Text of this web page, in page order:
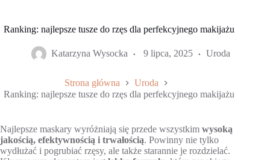
Ranking: najlepsze tusze do rzęs dla perfekcyjnego makijażu
Katarzyna Wysocka 9 lipca, 2025 Uroda
Strona główna
Uroda
Ranking: najlepsze tusze do rzęs dla perfekcyjnego makijażu
Najlepsze maskary wyróżniają się przede wszystkim wysoką
jakością, efektywnością i trwałością. Powinny nie tylko
wydłużać i pogrubiać rzęsy, ale także starannie je rozdzielać.